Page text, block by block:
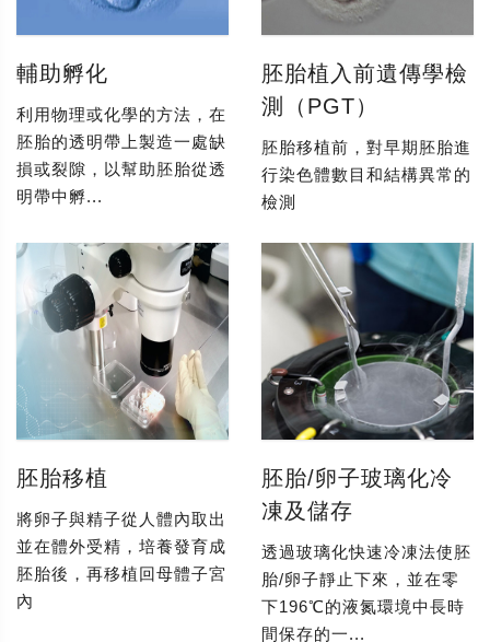
輔助孵化
利用物理或化學的方法，在
胚胎的透明帶上製造一處缺
損或裂隙，以幫助胚胎從透
明帶中孵...
胚胎植入前遺傳學檢
測（PGT）
胚胎移植前，對早期胚胎進
行染色體數目和結構異常的
檢測
胚胎移植
將卵子與精子從人體內取出
並在體外受精，培養發育成
胚胎後，再移植回母體子宮
內
胚胎/卵子玻璃化冷
凍及儲存
透過玻璃化快速冷凍法使胚
胎/卵子靜止下來，並在零
下196℃的液氮環境中長時
間保存的一...